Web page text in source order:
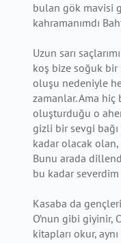
bulan gök mavisi
kahramanımdı
Uzun sarı
koş bize soğuk bir
oluşu nedeniyle
zamanlar. Ama
oluşturduğu o
gizli bir sevgi bağı
kadar olacak
Bunu arada
bu kadar severdim
Kasaba da
O’nun gibi giyinir,
kitapları okur,